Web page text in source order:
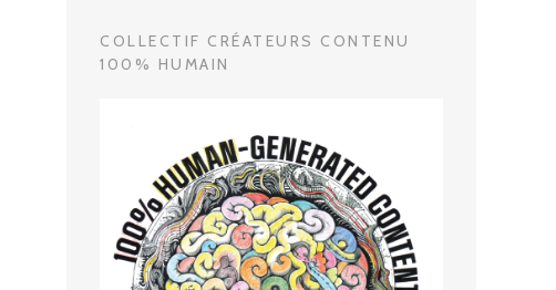
COLLECTIF CRÉATEURS CONTENU
100% HUMAIN